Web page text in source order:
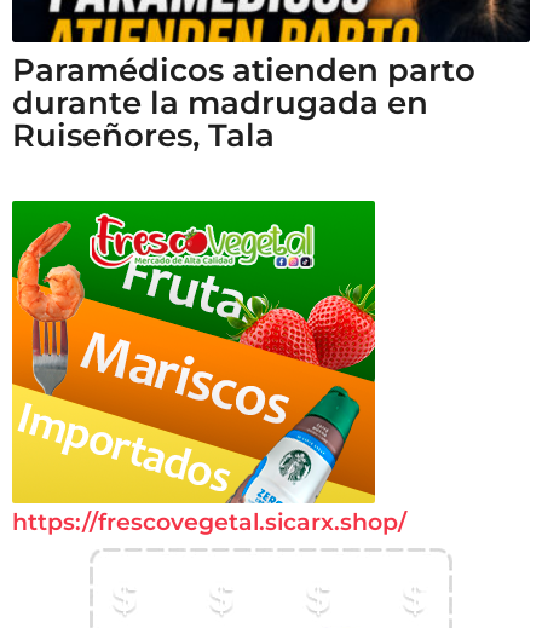
Paramédicos atienden parto
durante la madrugada en
Ruiseñores, Tala
https://frescovegetal.sicarx.shop/